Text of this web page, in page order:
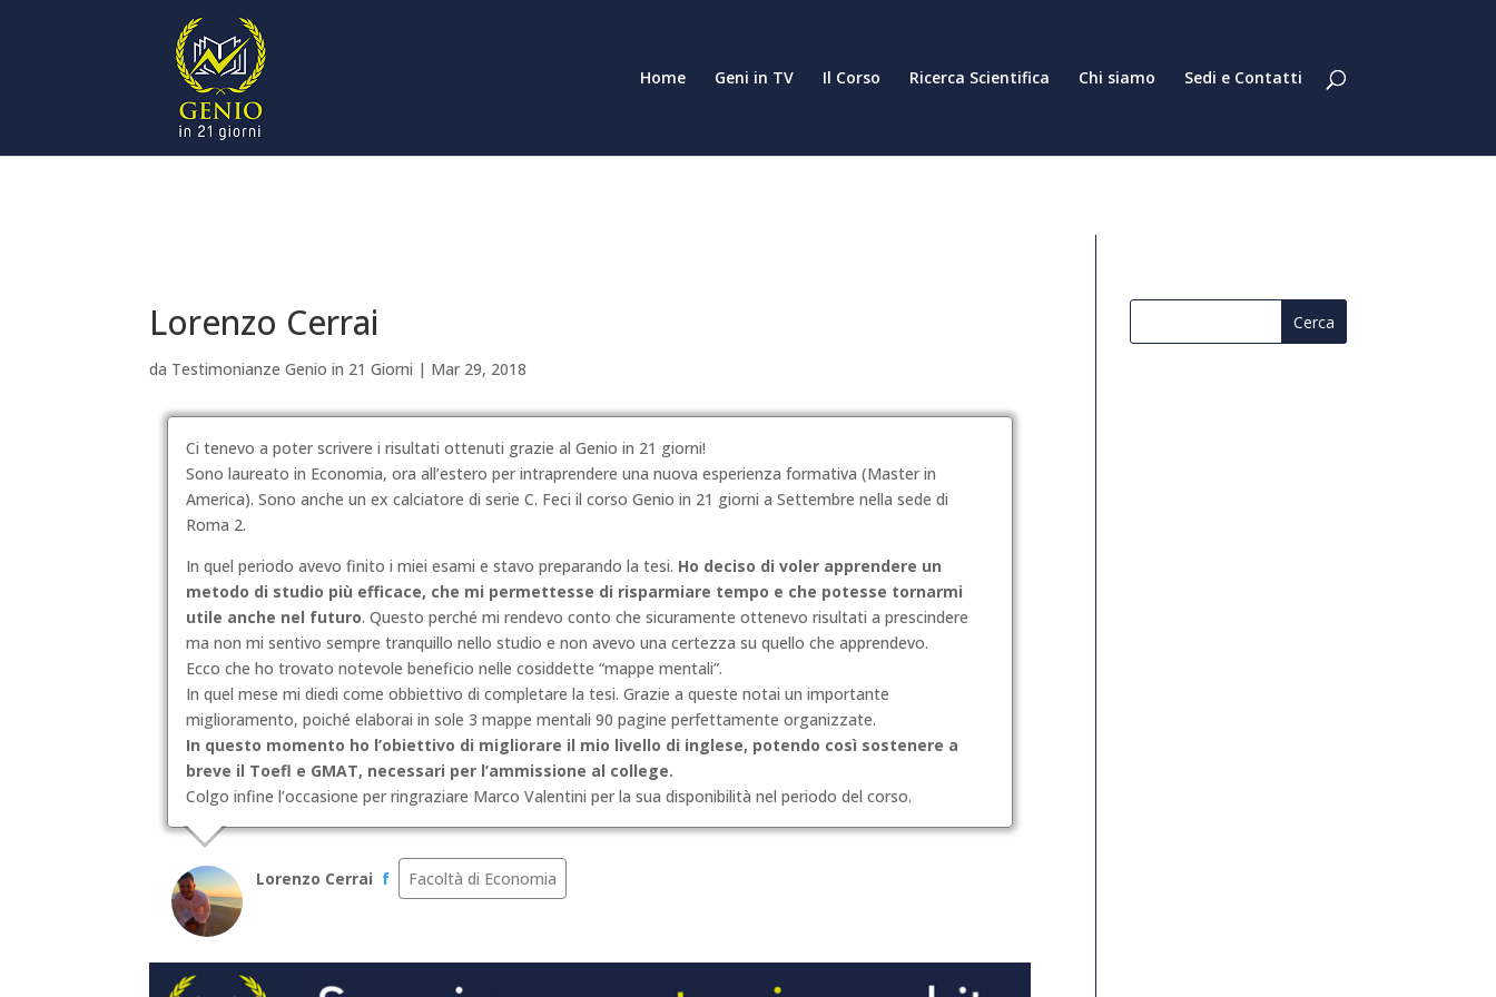
Home Geni in TV Il Corso Ricerca Scientifica Chi siamo Sedi e Contatti
Lorenzo Cerrai
da Testimonianze Genio in 21 Giorni | Mar 29, 2018
Ci tenevo a poter scrivere i risultati ottenuti grazie al Genio in 21 giorni!
Sono laureato in Economia, ora all’estero per intraprendere una nuova esperienza formativa (Master in
America). Sono anche un ex calciatore di serie C. Feci il corso Genio in 21 giorni a Settembre nella sede di
Roma 2.
In quel periodo avevo finito i miei esami e stavo preparando la tesi. Ho deciso di voler apprendere un
metodo di studio più efficace, che mi permettesse di risparmiare tempo e che potesse tornarmi
utile anche nel futuro. Questo perché mi rendevo conto che sicuramente ottenevo risultati a prescindere
ma non mi sentivo sempre tranquillo nello studio e non avevo una certezza su quello che apprendevo.
Ecco che ho trovato notevole beneficio nelle cosiddette “mappe mentali”.
In quel mese mi diedi come obbiettivo di completare la tesi. Grazie a queste notai un importante
miglioramento, poiché elaborai in sole 3 mappe mentali 90 pagine perfettamente organizzate.
In questo momento ho l’obiettivo di migliorare il mio livello di inglese, potendo così sostenere a
breve il Toefl e GMAT, necessari per l’ammissione al college.
Colgo infine l’occasione per ringraziare Marco Valentini per la sua disponibilità nel periodo del corso.
Lorenzo Cerrai f Facoltà di Economia